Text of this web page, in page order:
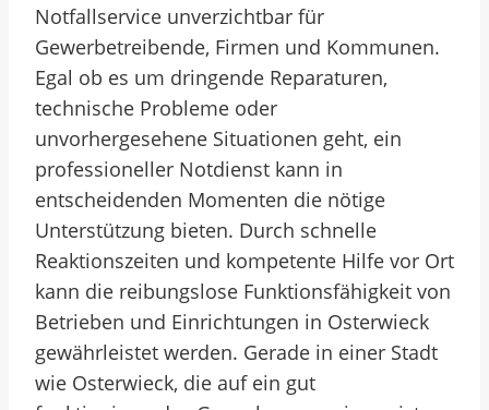
Notfallservice unverzichtbar für
Gewerbetreibende, Firmen und Kommunen.
Egal ob es um dringende Reparaturen,
technische Probleme oder
unvorhergesehene Situationen geht, ein
professioneller Notdienst kann in
entscheidenden Momenten die nötige
Unterstützung bieten. Durch schnelle
Reaktionszeiten und kompetente Hilfe vor Ort
kann die reibungslose Funktionsfähigkeit von
Betrieben und Einrichtungen in Osterwieck
gewährleistet werden. Gerade in einer Stadt
wie Osterwieck, die auf ein gut